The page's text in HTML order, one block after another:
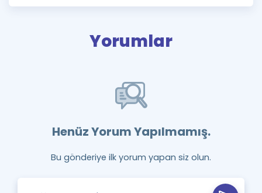
Yorumlar
Henüz Yorum Yapılmamış.
Bu gönderiye ilk yorum yapan siz olun.